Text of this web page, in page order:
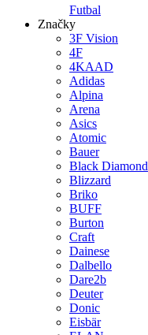
Futbal
Značky
3F Vision
4F
4KAAD
Adidas
Alpina
Arena
Asics
Atomic
Bauer
Black Diamond
Blizzard
Briko
BUFF
Burton
Craft
Dainese
Dalbello
Dare2b
Deuter
Donic
Eisbär